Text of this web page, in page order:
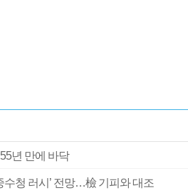
년 만에 바닥
수청 러시’ 전망…檢 기피와 대조